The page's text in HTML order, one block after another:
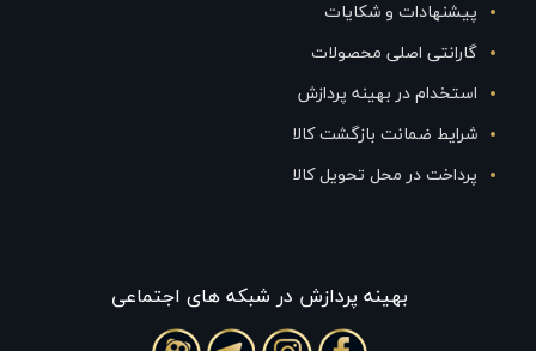
پیشنهادات و شکایات
گارانتی اصلی محصولات
استخدام در بهینه پردازش
شرایط ضمانت بازگشت کالا
پرداخت در محل تحویل کالا
بهينه پردازش در شبکه های اجتماعی